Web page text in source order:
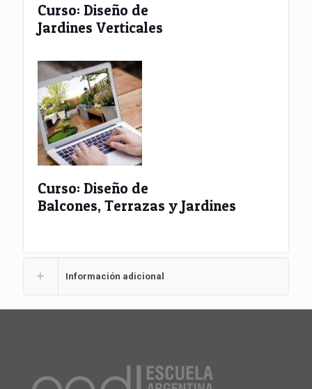
Curso: Diseño de
Jardines Verticales
Curso: Diseño de
Balcones, Terrazas y Jardines
Información adicional